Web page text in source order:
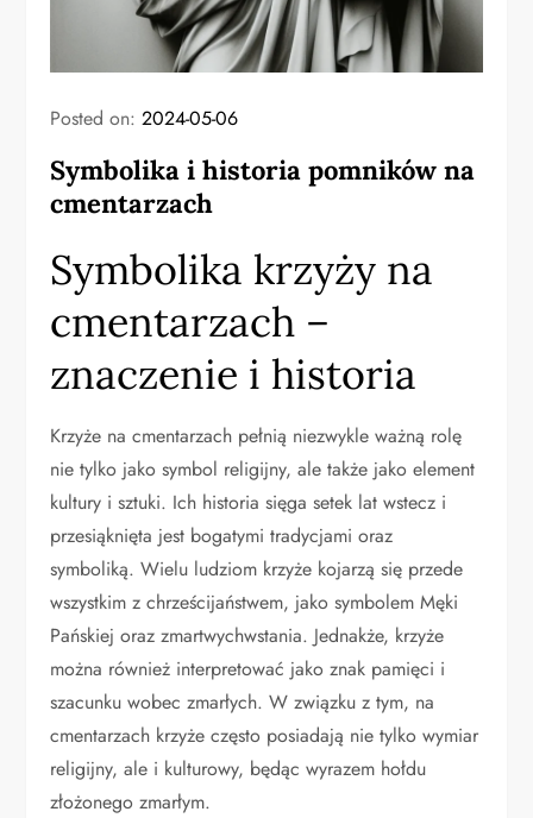
Posted on:2024-05-06
Symbolika i historia pomników na
cmentarzach
Symbolika krzyży na
cmentarzach –
znaczenie i historia
Krzyże na cmentarzach pełnią niezwykle ważną rolę
nie tylko jako symbol religijny, ale także jako element
kultury i sztuki. Ich historia sięga setek lat wstecz i
przesiąknięta jest bogatymi tradycjami oraz
symboliką. Wielu ludziom krzyże kojarzą się przede
wszystkim z chrześcijaństwem, jako symbolem Męki
Pańskiej oraz zmartwychwstania. Jednakże, krzyże
można również interpretować jako znak pamięci i
szacunku wobec zmarłych. W związku z tym, na
cmentarzach krzyże często posiadają nie tylko wymiar
religijny, ale i kulturowy, będąc wyrazem hołdu
złożonego zmarłym.